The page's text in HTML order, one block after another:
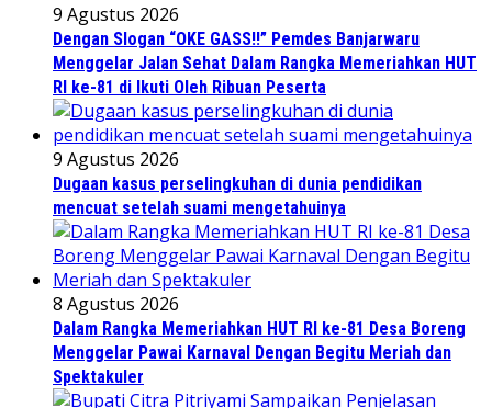
9 Agustus 2026
Dengan Slogan “OKE GASS!!” Pemdes Banjarwaru
Menggelar Jalan Sehat Dalam Rangka Memeriahkan HUT
RI ke-81 di Ikuti Oleh Ribuan Peserta
9 Agustus 2026
Dugaan kasus perselingkuhan di dunia pendidikan
mencuat setelah suami mengetahuinya
8 Agustus 2026
Dalam Rangka Memeriahkan HUT RI ke-81 Desa Boreng
Menggelar Pawai Karnaval Dengan Begitu Meriah dan
Spektakuler